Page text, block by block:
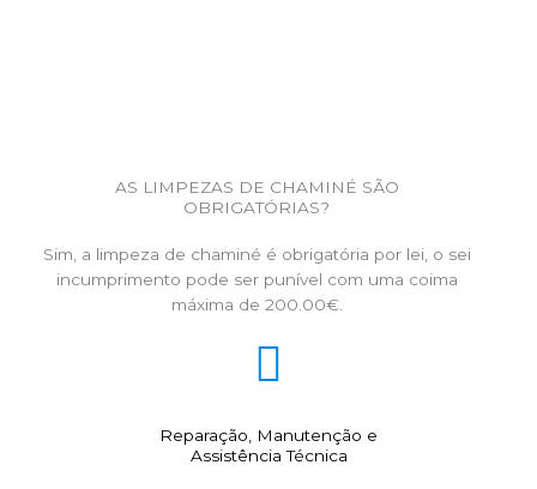
AS LIMPEZAS DE CHAMINÉ SÃO
OBRIGATÓRIAS?
Sim, a limpeza de chaminé é obrigatória por lei, o sei
incumprimento pode ser punível com uma coima
máxima de 200.00€.
Reparação, Manutenção e
Assistência Técnica